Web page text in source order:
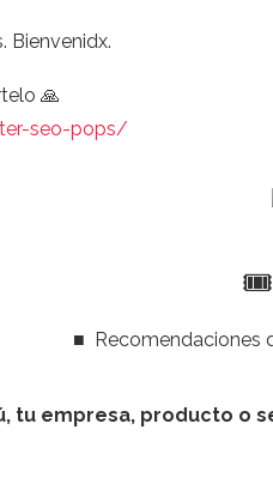
Bienvenidx.
🙏
seo-pops/
🎟️
■ Recomendaciones
tu empresa, producto o